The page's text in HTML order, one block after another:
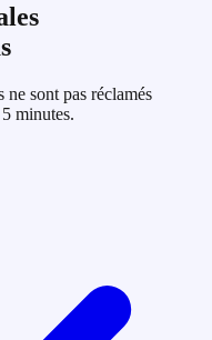
ne sont pas réclamés
minutes.